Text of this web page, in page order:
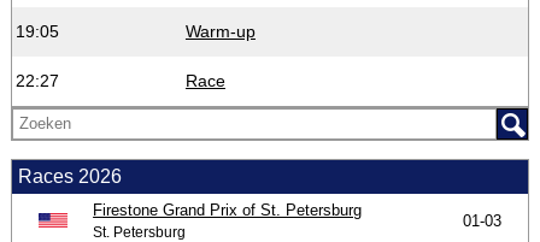
19:05 Warm-up
22:27 Race
Races 2026
Firestone Grand Prix of St. Petersburg
St. Petersburg
01-03